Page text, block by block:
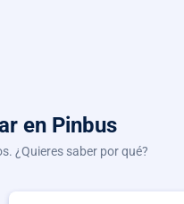
en Pinbus
¿Quieres saber por qué?